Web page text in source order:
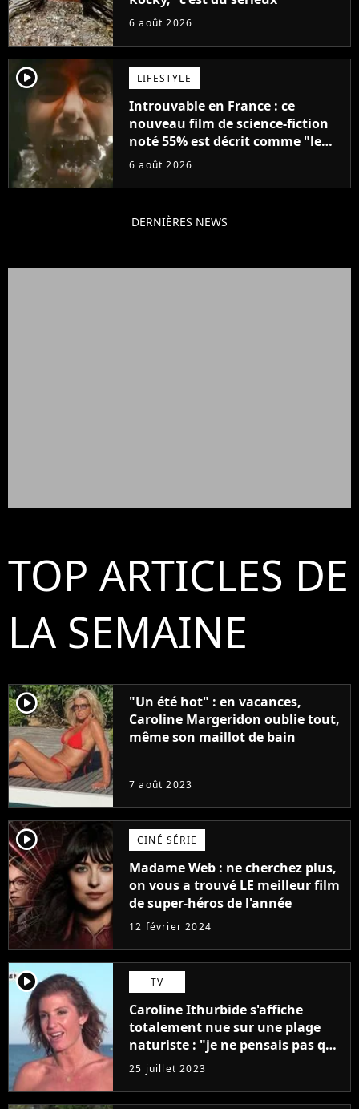
6 août 2026
player2 LIFESTYLE
Introuvable en France : ce
nouveau film de science-fiction
noté 55% est décrit comme "le
plus stupide de l'année"
6 août 2026
DERNIÈRES NEWS
TOP ARTICLES DE
LA SEMAINE
player2
"Un été hot" : en vacances,
Caroline Margeridon oublie tout,
même son maillot de bain
7 août 2023
player2 CINÉ SÉRIE
Madame Web : ne cherchez plus,
on vous a trouvé LE meilleur film
de super-héros de l'année
12 février 2024
player2 TV
Caroline Ithurbide s'affiche
totalement nue sur une plage
naturiste : "je ne pensais pas que
j'arriverais à le faire..."
25 juillet 2023